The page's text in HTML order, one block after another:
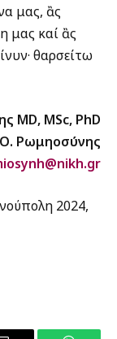
μας, ἂς
μας καί ἂς
θαρσείτω
MD, MSc, PhD
Ρωμηοσύνης
2024,